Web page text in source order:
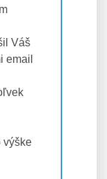
Váš
email
výške